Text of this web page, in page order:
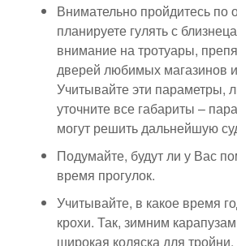
Внимательно пройдитесь по
планируете гулять с
внимание на тротуары,
дверей любимых магазинов
Учитывайте эти параметры,
уточните все габариты –
могут решить дальнейшую
Подумайте, будут ли у Вас
время прогулок.
Учитывайте, в какое время
крохи. Так, зимним
широкая коляска для